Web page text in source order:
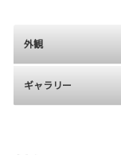
外観
ギャラリー